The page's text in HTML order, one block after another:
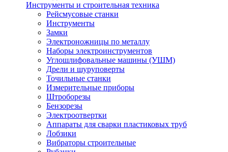
Инструменты и строительная техника
Рейсмусовые станки
Инструменты
Замки
Электроножницы по металлу
Наборы электроинструментов
Углошлифовальные машины (УШМ)
Дрели и шуруповерты
Точильные станки
Измерительные приборы
Штроборезы
Бензорезы
Электроотвертки
Аппараты для сварки пластиковых труб
Лобзики
Вибраторы строительные